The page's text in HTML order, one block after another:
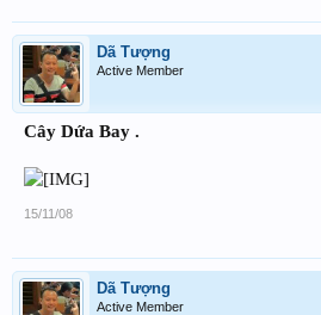
Dã Tượng
Active Member
Cây Dứa Bay .
15/11/08
Dã Tượng
Active Member